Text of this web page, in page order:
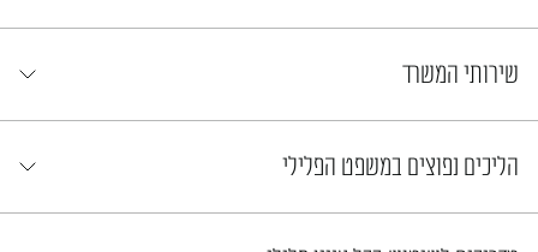
שירותי המשרד
הליכים נפוצים במשפט הפלילי